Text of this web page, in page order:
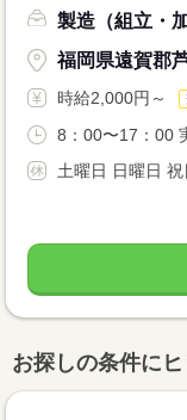
製造（組立・加
福岡県遠賀郡
時給2,000円～
8：00〜17：00
土曜日 日曜日 祝
お探しの条件に